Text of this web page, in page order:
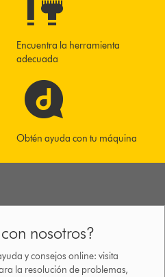
Encuentra la herramienta
adecuada
Obtén ayuda con tu máquina
nosotros?
y consejos online: visita
la resolución de problemas,